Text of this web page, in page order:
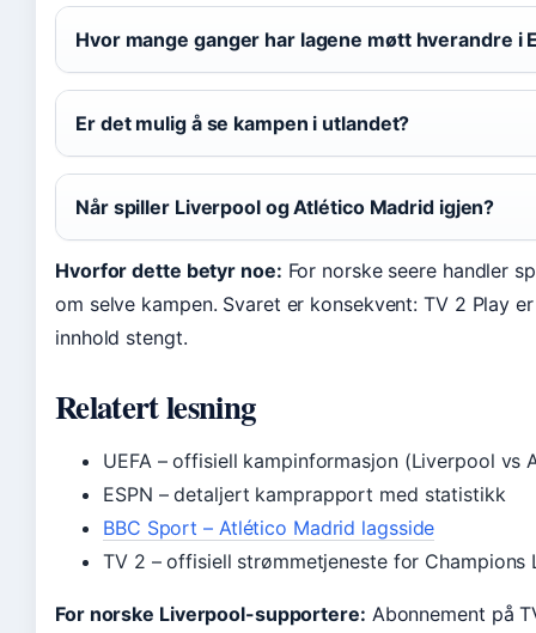
Hvor mange ganger har lagene møtt hverandre i
Er det mulig å se kampen i utlandet?
Når spiller Liverpool og Atlético Madrid igjen?
Hvorfor dette betyr noe: For norske seere handler
om selve kampen. Svaret er konsekvent: TV 2 Play
innhold stengt.
Relatert lesning
UEFA – offisiell kampinformasjon (Liverpool vs
ESPN – detaljert kamprapport med statistikk
BBC Sport – Atlético Madrid lagsside
TV 2 – offisiell strømmetjeneste for Champions
For norske Liverpool-supportere: Abonnement på